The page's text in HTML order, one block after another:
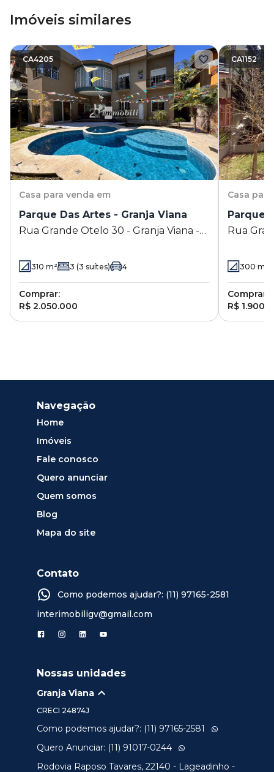
Imóveis similares
CA4205
Casa para venda em
Parque Das Artes - Granja Viana
Rua Grande Otelo 30 - Granja Viana -
310 m² 3 (3 suítes) 4
Comprar:
R$ 2.050.000
CA1152
Casa
Parque
Rua
300 m²
Comprar:
R$
Navegação
Home
Imóveis
Fale conosco
Quero anunciar
Quem somos
Blog
Mapa do site
Contato
Como podemos ajudar?: (11) 97165-2581
interimobiligv@gmail.com
Nossas unidades
Granja Viana
CRECI 24874J
Como podemos ajudar?: (11) 97165-2581
Quero Anunciar: (11) 91017-0244
Rodovia Raposo Tavares, 22140 - Lageadinho -